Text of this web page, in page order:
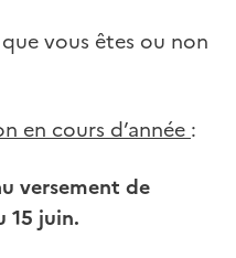
vous êtes ou non
en cours d’année :
versement de
15 juin.